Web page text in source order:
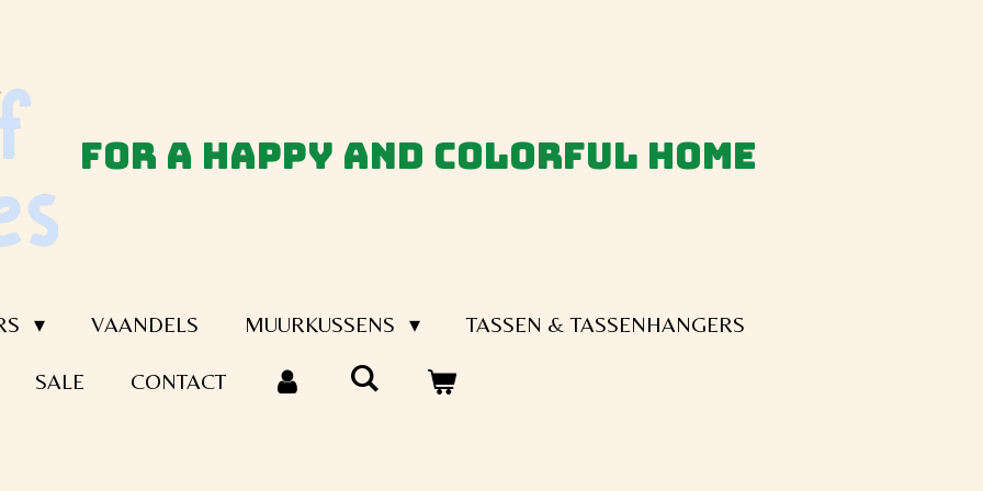
for a happy and colorful home
VAANDELS MUURKUSSENS TASSEN & TASSENHANGERS
SALE CONTACT